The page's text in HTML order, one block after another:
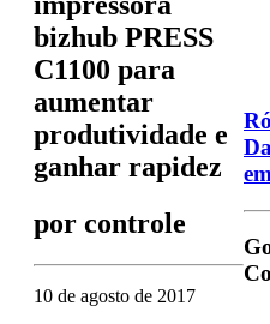
bizhub PRESS
C1100 para
aumentar
produtividade e
ganhar rapidez
por controle
10 de agosto de 2017